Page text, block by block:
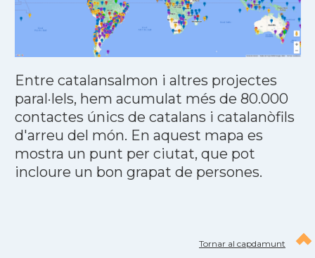
Entre catalansalmon i altres projectes
paral·lels, hem acumulat més de 80.000
contactes únics de catalans i catalanòfils
d'arreu del món. En aquest mapa es
mostra un punt per ciutat, que pot
incloure un bon grapat de persones.
Tornar al capdamunt